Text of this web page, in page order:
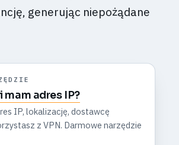
generując niepożądane
mam adres IP?
IP, lokalizację, dostawcę
z VPN. Darmowe narzędzie